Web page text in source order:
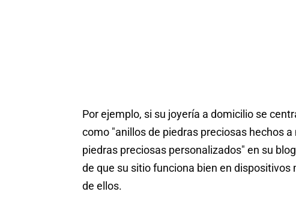
Por ejemplo, si su joyería a domicilio se
como "anillos de piedras preciosas hechos
piedras preciosas personalizados" en su
de que su sitio funciona bien en
de ellos.